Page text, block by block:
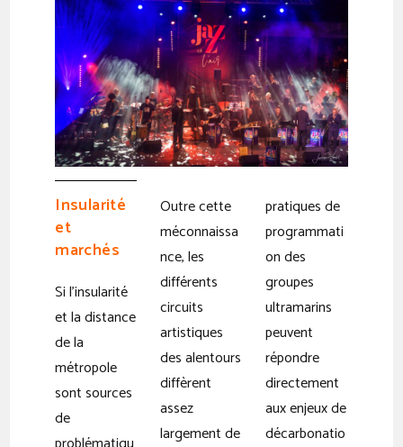
Insularité
et
marchés
Si l’insularité
et la distance
de la
métropole
sont sources
de
Outre cette
méconnaissa
nce, les
différents
circuits
artistiques
des alentours
diffèrent
assez
largement de
pratiques de
programmati
on des
groupes
ultramarins
peuvent
répondre
directement
aux enjeux de
décarbonatio